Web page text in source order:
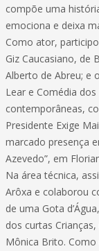
compõe uma
emociona e deixa
Como ator,
Giz Caucasiano, de
Alberto de Abreu; e
Lear e Comédia
contemporâneas,
Presidente Exige
marcado presença
Azevedo”, em
Na área técnica,
Arôxa e colaborou
de uma Gota
dos curtas
Mônica Brito.